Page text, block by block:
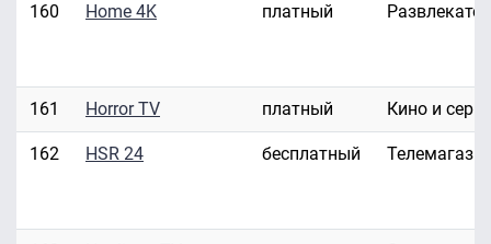
160 Home 4K платный
161 Horror TV платный Кино и
162 HSR 24 бесплатный